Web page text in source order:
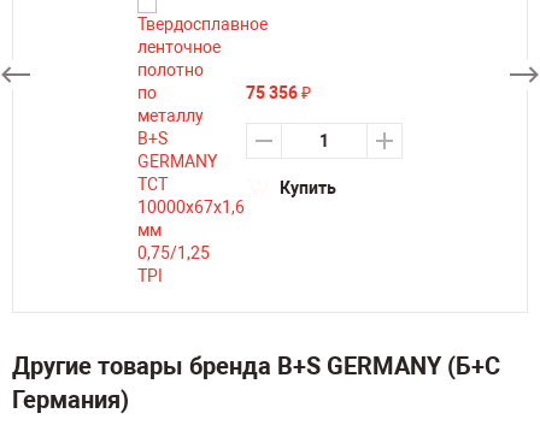
75 356₽
Купить
Другие товары бренда B+S GERMANY (Б+С
Германия)